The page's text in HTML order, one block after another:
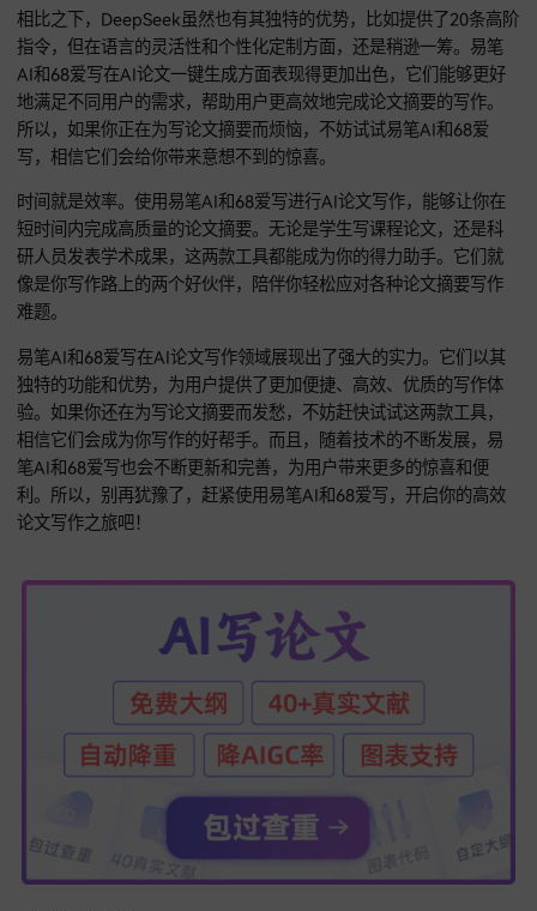
好，为你量身打造合适的摘要。要是你想要一个风格活泼一点
要，它能在保证学术性的前提下，让摘要更生动有趣。要是你
要的结构有特殊要求，它也能灵活调整，满足你的需求。
在实际使用中，我发现易笔AI和68爱写在很多方面都比
有优势。易笔AI的语言处理能力非常强大，它生成的摘要语句
据不同的论文类型和要求生成高质量的摘要。无论是理工科的
论文，还是文科的富有情感的论文，易笔AI都能应对自如。
68爱写的模板丰富多样，这对于很多不知道如何开头或者没有
思路的人来说，简直是救星。它的个性化定制功能也非常实用
够根据用户的反馈不断优化摘要内容。而且，它的操作界面简
懂，即使是没有太多写作经验的人也能轻松上手。
相比之下，DeepSeek虽然也有其独特的优势，比如提供了20
指令，但在语言的灵活性和个性化定制方面，还是稍逊一筹。
AI和68爱写在AI论文一键生成方面表现得更加出色，它们能够
地满足不同用户的需求，帮助用户更高效地完成论文摘要的写
写，相信它们会给你带来意想不到的惊喜。
时间就是效率。使用易笔AI和68爱写进行AI论文写作，能够让
研人员发表学术成果，这两款工具都能成为你的得力助手。它
像是你写作路上的两个好伙伴，陪伴你轻松应对各种论文摘要
易笔AI和68爱写在AI论文写作领域展现出了强大的实力。它们
独特的功能和优势，为用户提供了更加便捷、高效、优质的写
验。如果你还在为写论文摘要而发愁，不妨赶快试试这两款工